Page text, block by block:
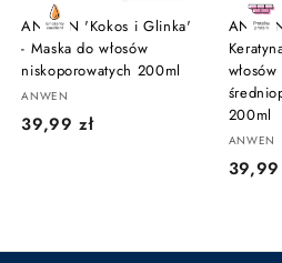
ANWEN 'Kokos i Glinka'
- Maska do włosów
niskoporowatych 200ml
ANWEN
39,99 zł3
z
włosów
200ml
ANWEN
39,99